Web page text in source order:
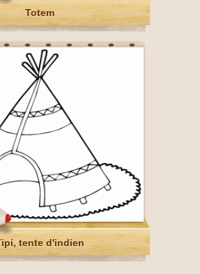
Totem
tente d'indien